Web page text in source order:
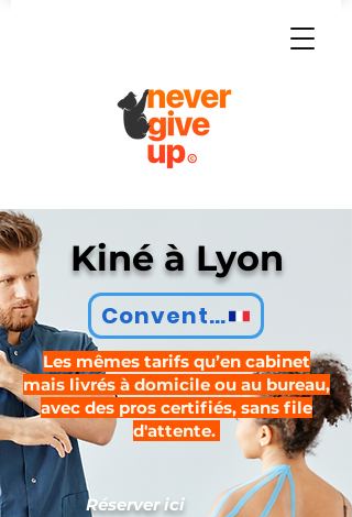
Kiné à Lyon
Conventionné
Les mêmes tarifs qu’en cabinet
mais livrés à domicile ou au bureau,
avec des pros certifiés, sans file
d'attente.
Réserver ici